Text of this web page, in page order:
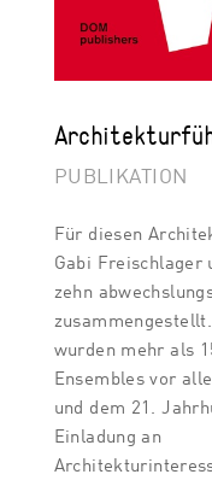
PUBLIKATION
Für diesen
Gabi Freischlager
zehn
wurden mehr als
Ensembles vor
und dem 21.
Einladung an